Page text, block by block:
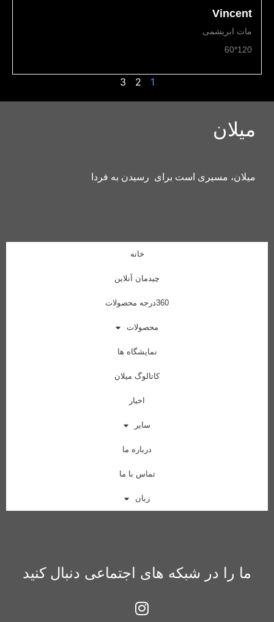
Vincent
مات ابریشمی
120*60
1
2
3
میلان
میلان، مسیری است برای رسیدن به فردا
خانه
چیدمان آنلاین
360درجه محصولات
محصولات
نمایشگاه ها
کاتالوگ میلان
اخبار
سایر
درباره ما
تماس با ما
زبان
ما را در شبکه های اجتماعی دنبال کنید